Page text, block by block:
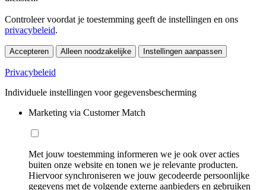
Controleer voordat je toestemming geeft de instellingen en ons
privacybeleid.
Accepteren Alleen noodzakelijke Instellingen aanpassen
Privacybeleid
Individuele instellingen voor gegevensbescherming
Marketing via Customer Match
Met jouw toestemming informeren we je ook over acties
buiten onze website en tonen we je relevante producten.
Hiervoor synchroniseren we jouw gecodeerde persoonlijke
gegevens met de volgende externe aanbieders en gebruiken